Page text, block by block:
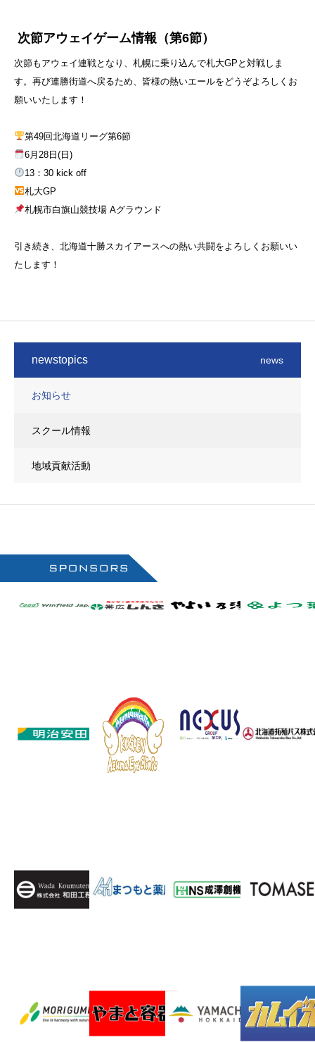
次節アウェイゲーム情報（第6節）
次節もアウェイ連戦となり、札幌に乗り込んで札大GPと対戦しま
す。再び連勝街道へ戻るため、皆様の熱いエールをどうぞよろしくお
願いいたします！
第49回北海道リーグ第6節
6月28日(日)
13：30 kick off
札大GP
札幌市白旗山競技場 Aグラウンド
引き続き、北海道十勝スカイアースへの熱い共闘をよろしくお願いい
たします！
newstopics news
お知らせ
スクール情報
地域貢献活動